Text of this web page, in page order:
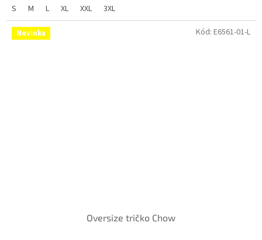
S M L XL XXL 3XL
Novinka
Oversize tričko Chow
Kód: E6561-01-L